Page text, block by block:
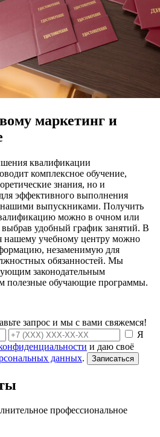
маркетинг и
квалификации
комплексное обучение,
знания, но и
эффективного выполнения
нашими выпускниками. Получить
можно в очном или
удобный график занятий. В
нашему учебному центру можно
незаменимую для
обязанностей. Мы
законодательным
полезные обучающие программы.
запрос и мы с вами свяжемся!
Я
и даю своё
данных. Записаться
профессиональное